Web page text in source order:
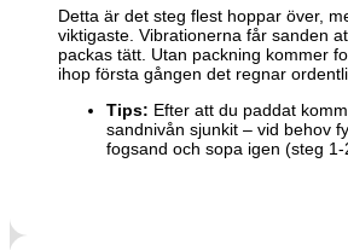
Detta är det steg flest hoppar över,
viktigaste. Vibrationerna får sanden
packas tätt. Utan packning kommer
ihop första gången det regnar
Tips: Efter att du paddat
sandnivån sjunkit – vid behov
fogsand och sopa igen (steg 1-